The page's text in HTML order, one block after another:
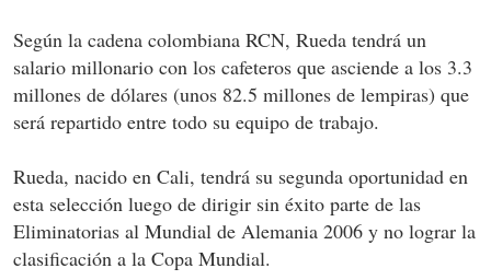
Según la cadena colombiana RCN, Rueda tendrá un
salario millonario con los cafeteros que asciende a los 3.3
millones de dólares (unos 82.5 millones de lempiras) que
será repartido entre todo su equipo de trabajo.
Rueda, nacido en Cali, tendrá su segunda oportunidad en
esta selección luego de dirigir sin éxito parte de las
Eliminatorias al Mundial de Alemania 2006 y no lograr la
clasificación a la Copa Mundial.